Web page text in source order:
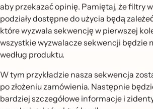
aby przekazać opinię. Pamiętaj, że filtry
podziały dostępne do użycia będą
które wyzwala sekwencję w pierwszej
wszystkie wyzwalacze sekwencji będzie
według produktu.
W tym przykładzie nasza sekwencja
po złożeniu zamówienia. Następnie
bardziej szczegółowe informacje i